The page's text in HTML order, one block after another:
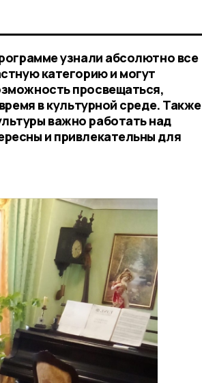
узнали абсолютно все
категорию и могут
просвещаться,
в культурной среде. Также
важно работать над
и привлекательны для